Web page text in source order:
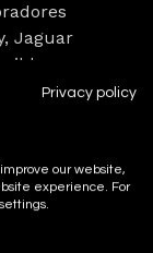
Jaguar
en
los más
por
a
con
Privacy policy
our website,
experience. For